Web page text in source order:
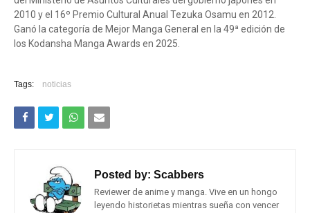
2010 y el 16º Premio Cultural Anual Tezuka Osamu en 2012.
Ganó la categoría de Mejor Manga General en la 49ª edición de
los Kodansha Manga Awards en 2025.
Tags: noticias
Posted by: Scabbers
Reviewer de anime y manga. Vive en un hongo
leyendo historietas mientras sueña con vencer